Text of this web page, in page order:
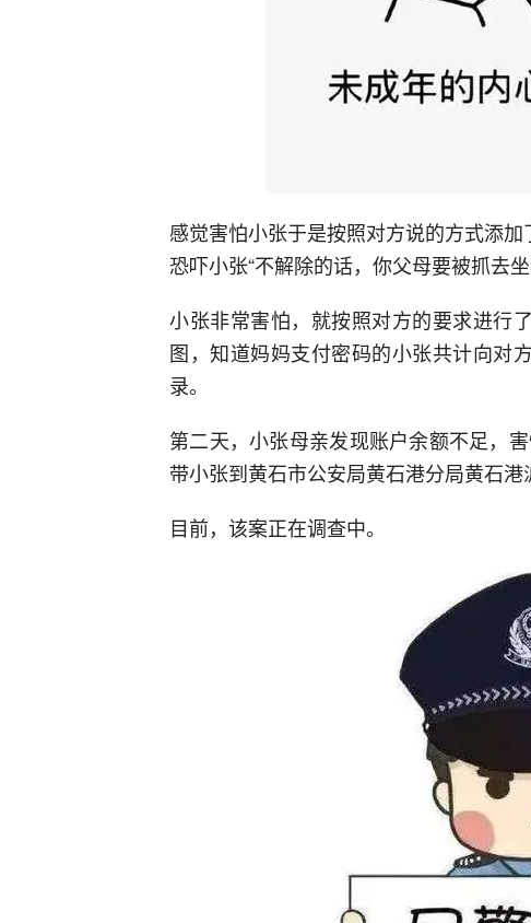
感觉害怕小张于是按照对方说的方式添
恐吓小张“不解除的话，你父母要被抓去坐
小张非常害怕，就按照对方的要求进行
图，知道妈妈支付密码的小张共计向对
录。
第二天，小张母亲发现账户余额不足，
带小张到黄石市公安局黄石港分局黄石港
目前，该案正在调查中。